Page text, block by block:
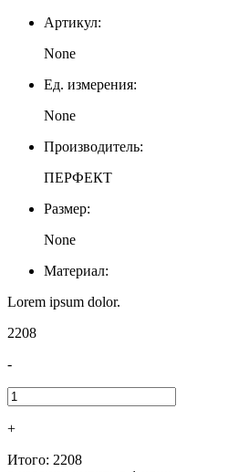
Артикул:
None
Ед. измерения:
None
Производитель:
ПЕРФЕКТ
Размер:
None
Материал:
Lorem ipsum dolor.
2208
-
+
Итого: 2208